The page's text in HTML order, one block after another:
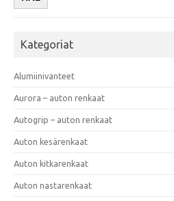
Kategoriat
Alumiinivanteet
Aurora – auton renkaat
Autogrip – auton renkaat
Auton kesärenkaat
Auton kitkarenkaat
Auton nastarenkaat